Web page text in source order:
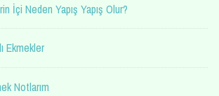
İçi Neden Yapış Yapış Olur?
Ekmekler
Notlarım